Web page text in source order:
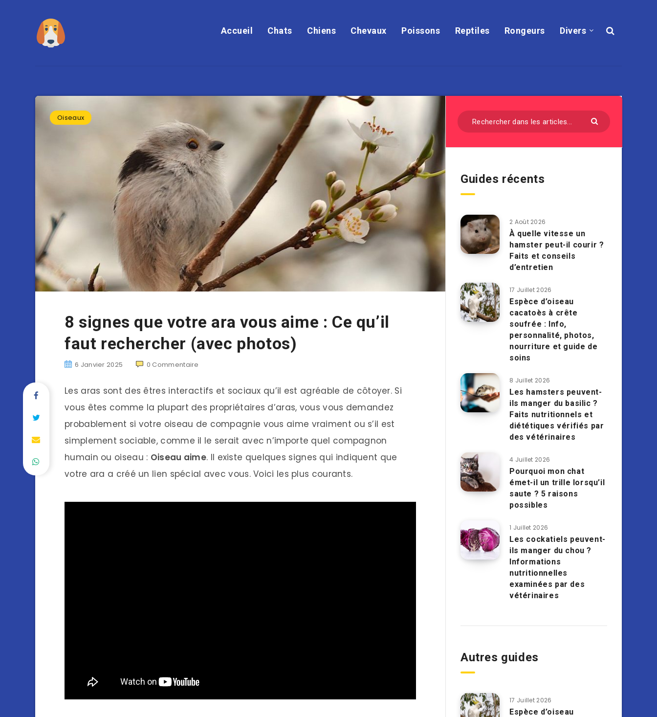
Accueil Chats Chiens Chevaux Poissons Reptiles Rongeurs Divers
Oiseaux
8 signes que votre ara vous aime : Ce qu’il
faut rechercher (avec photos)
6 Janvier 2025 0 Commentaire
Les aras sont des êtres interactifs et sociaux qu’il est agréable de côtoyer. Si
vous êtes comme la plupart des propriétaires d’aras, vous vous demandez
probablement si votre oiseau de compagnie vous aime vraiment ou s’il est
simplement sociable, comme il le serait avec n’importe quel compagnon
humain ou oiseau : Oiseau aime. Il existe quelques signes qui indiquent que
votre ara a créé un lien spécial avec vous. Voici les plus courants.
Guides récents
2 Août 2026
À quelle vitesse un
hamster peut-il courir ?
Faits et conseils
d’entretien
17 Juillet 2026
Espèce d’oiseau
cacatoès à crête
soufrée : Info,
personnalité, photos,
nourriture et guide de
soins
8 Juillet 2026
Les hamsters peuvent-
ils manger du basilic ?
Faits nutritionnels et
diététiques vérifiés par
des vétérinaires
4 Juillet 2026
Pourquoi mon chat
émet-il un trille lorsqu’il
saute ? 5 raisons
possibles
1 Juillet 2026
Les cockatiels peuvent-
ils manger du chou ?
Informations
nutritionnelles
examinées par des
vétérinaires
Autres guides
17 Juillet 2026
Espèce d’oiseau